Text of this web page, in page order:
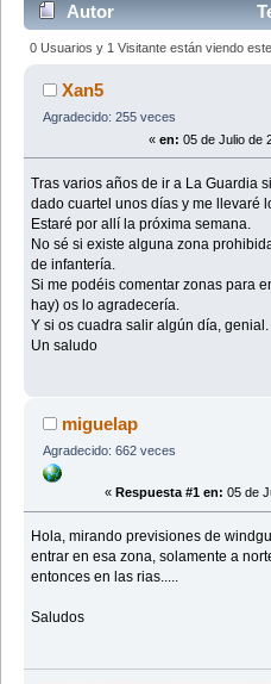
Autor
Guardia (Leído 10332 veces)
0 Usuarios y 1 Visitante están viendo
Xan5
Agradecido: 255 veces
« en: 05 de Julio de
Tras varios años de ir a La Guardia
dado cuartel unos días y me llevaré
Estaré por allí la próxima semana.
No sé si existe alguna zona
de infantería.
Si me podéis comentar zonas para
hay) os lo agradecería.
Y si os cuadra salir algún día, genial.
Un saludo
miguelap
Agradecido: 662 veces
« Respuesta #1 en: 05 de
Hola, mirando previsiones de
entrar en esa zona, solamente a
entonces en las rias.....
Saludos